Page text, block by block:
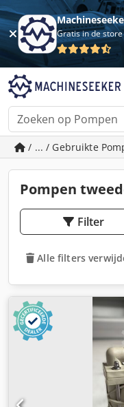
Gratis in de store
/ ... / Gebruikte
Pompen
Filter
Alle filters